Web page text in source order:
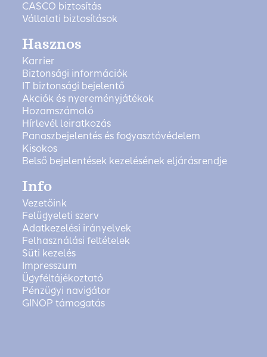
CASCO biztosítás
Vállalati biztosítások
Hasznos
Karrier
Biztonsági információk
IT biztonsági bejelentő
Akciók és nyereményjátékok
Hozamszámoló
Hírlevél leiratkozás
Panaszbejelentés és fogyasztóvédelem
Kisokos
Belső bejelentések kezelésének eljárásrendje
Info
Vezetőink
Felügyeleti szerv
Adatkezelési irányelvek
Felhasználási feltételek
Süti kezelés
Impresszum
Ügyféltájékoztató
Pénzügyi navigátor
GINOP támogatás